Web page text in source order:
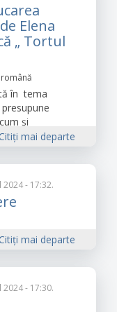
Elena
„ Tortul
în tema
și
mai departe
- 17:32.
mai departe
- 17:30.